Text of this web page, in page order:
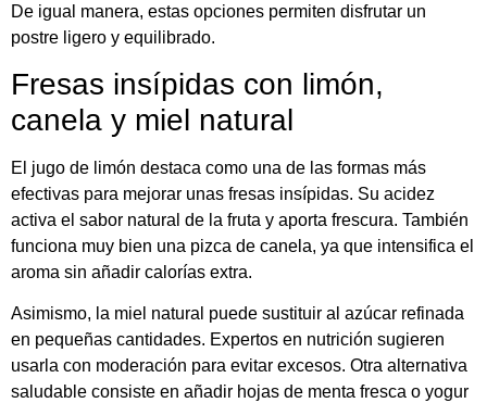
De igual manera, estas opciones permiten disfrutar un
postre ligero y equilibrado.
Fresas insípidas con limón,
canela y miel natural
El jugo de limón destaca como una de las formas más
efectivas para mejorar unas fresas insípidas. Su acidez
activa el sabor natural de la fruta y aporta frescura. También
funciona muy bien una pizca de canela, ya que intensifica el
aroma sin añadir calorías extra.
Asimismo, la miel natural puede sustituir al azúcar refinada
en pequeñas cantidades. Expertos en nutrición sugieren
usarla con moderación para evitar excesos. Otra alternativa
saludable consiste en añadir hojas de menta fresca o yogur